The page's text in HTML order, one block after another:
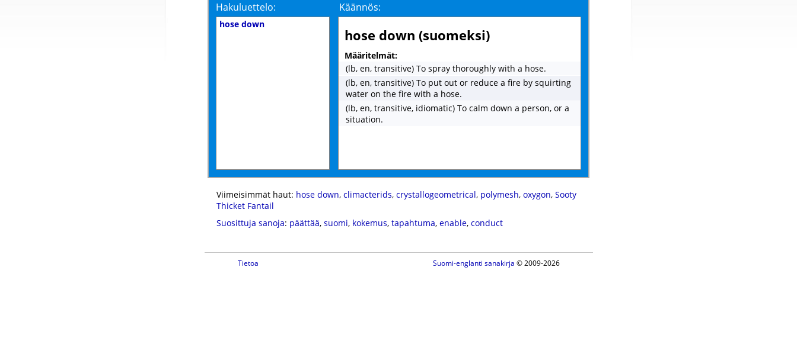
Hakuluettelo: Käännös:
hose down
hose down (suomeksi)
Määritelmät:
(lb, en, transitive) To spray thoroughly with a hose.
(lb, en, transitive) To put out or reduce a fire by squirting
water on the fire with a hose.
(lb, en, transitive, idiomatic) To calm down a person, or a
situation.
Viimeisimmät haut: hose down, climacterids, crystallogeometrical, polymesh, oxygon, Sooty
Thicket Fantail
Suosittuja sanoja: päättää, suomi, kokemus, tapahtuma, enable, conduct
Tietoa Suomi-englanti sanakirja © 2009-2026